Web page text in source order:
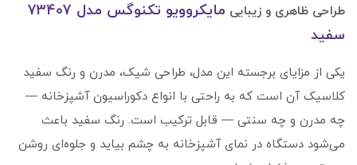
طراحی ظاهری و زیبایی
مایکروویو تکنوگس مدل 73407
سفید
یکی از مزایای برجسته این مدل، طراحی شیک، مدرن و رنگ سفید
کلاسیک آن است که به راحتی با انواع دکوراسیون آشپزخانه —
چه مدرن و چه سنتی — قابل ترکیب است. رنگ سفید باعث
می‌شود دستگاه در نمای آشپزخانه به چشم بیاید و جلوه‌ای روشن